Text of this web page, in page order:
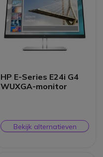
HP E-Series E24i G4
WUXGA-monitor
Bekijk alternatieven